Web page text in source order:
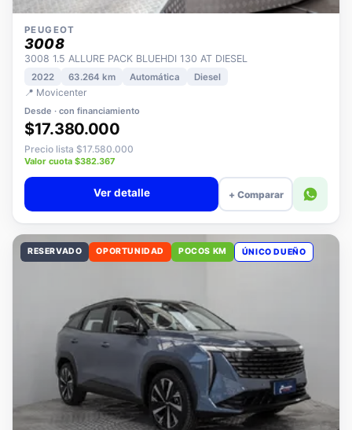
PEUGEOT
3008
3008 1.5 ALLURE PACK BLUEHDI 130 AT DIESEL
2022 63.264 km
📍 Movicenter
Desde · con financiamiento
$17.380.000
Precio lista $17.580.000
Valor cuota $382.367
+ Comparar
RESERVADO OPORTUNIDAD POCOS KM